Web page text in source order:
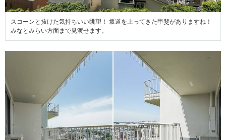
スコーンと抜けた気持ちいい眺望！ 坂道を上ってきた甲斐がありますね！
みなとみらい方面まで見渡せます。